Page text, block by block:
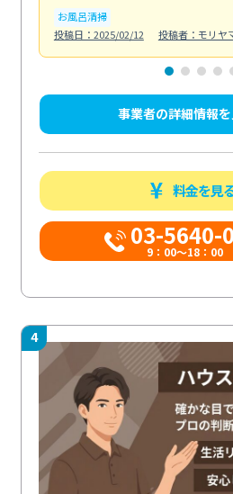
お風呂清掃
投稿日：2025/02/12
投稿者：モリヤ
事業者の詳細情報
料金を見
03-5640-
9：00～18：00
4